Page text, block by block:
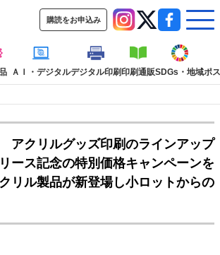
購読をお申込み
ＡＩ・デジタルデジタル印刷印刷通販SDGs・地域ポ
特集記事
動画コンテンツ
コレクション
・デジタル デジタル印刷
印刷通販
アクリルグッズ印刷のラインアップ
ース記念の特別価格キャンペーンを
リル製品が新登場し小ロットからの